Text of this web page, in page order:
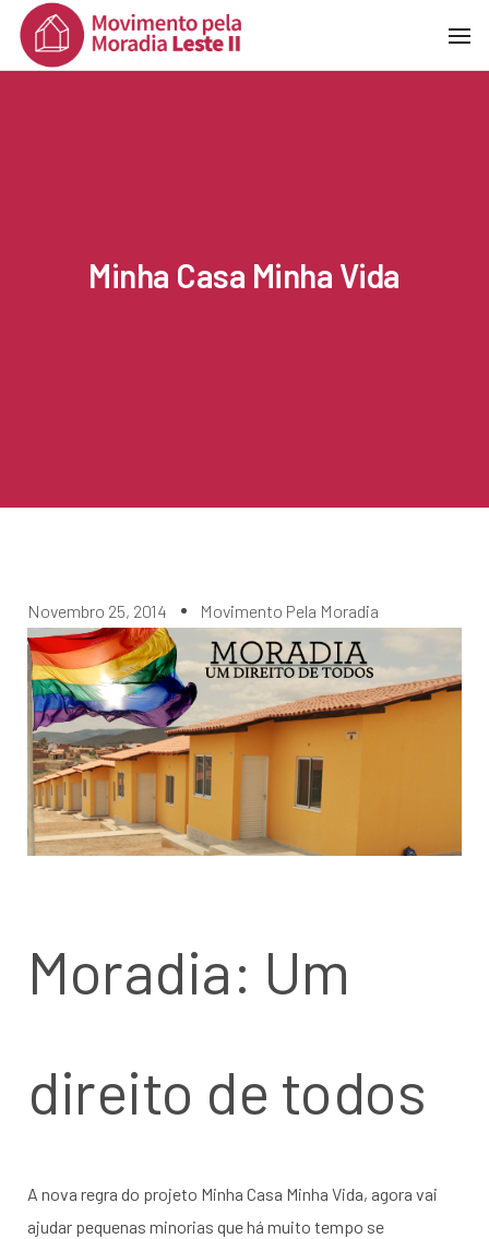
Minha Casa Minha Vida
Novembro 25, 2014 Movimento Pela Moradia
Moradia: Um
direito de todos
A nova regra do projeto Minha Casa Minha Vida, agora vai
ajudar pequenas minorias que há muito tempo se